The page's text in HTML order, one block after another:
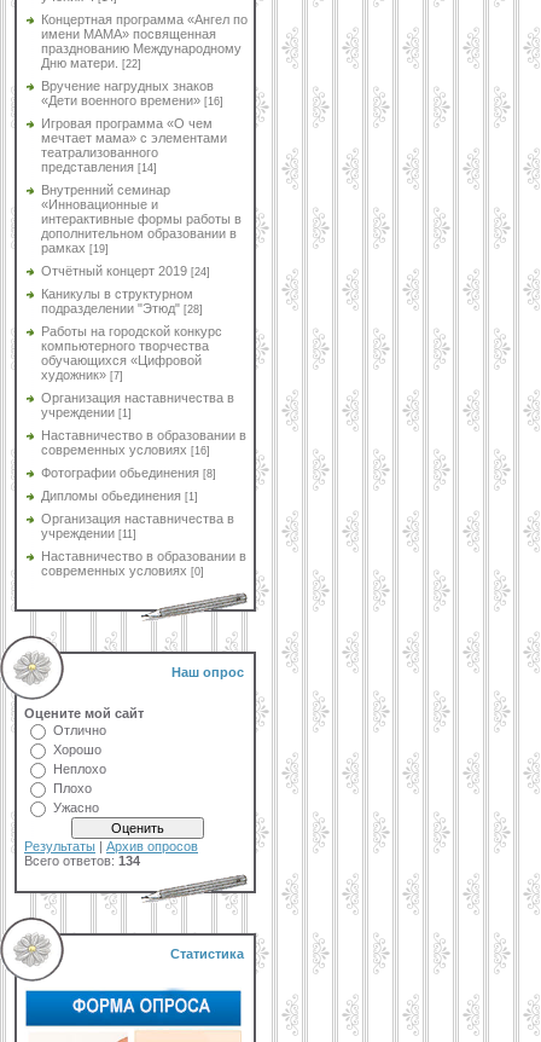
Концертная программа «Ангел по
имени МАМА» посвященная
празднованию Международному
Дню матери.
[22]
Вручение нагрудных знаков
«Дети военного времени» [16]
Игровая программа «О чем
мечтает мама» с элементами
театрализованного
представления [14]
Внутренний семинар
«Инновационные и
интерактивные формы работы в
дополнительном образовании в
рамках [19]
Отчётный концерт 2019 [24]
Каникулы в структурном
подразделении "Этюд" [28]
Работы на городской конкурс
компьютерного творчества
обучающихся «Цифровой
художник» [7]
Организация наставничества в
учреждении [1]
Наставничество в образовании в
современных условиях [16]
Фотографии обьединения [8]
Дипломы обьединения [1]
Организация наставничества в
учреждении [11]
Наставничество в образовании в
современных условиях [0]
Наш опрос
Оцените мой сайт
Отлично
Хорошо
Неплохо
Плохо
Ужасно
Результаты | Архив опросов
Всего ответов: 134
Статистика